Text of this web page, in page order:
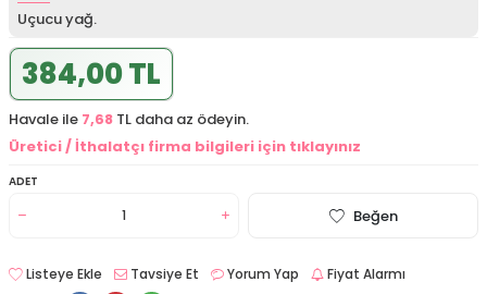
Uçucu yağ.
384,00 TL
Havale ile 7,68 TL daha az ödeyin.
Üretici / İthalatçı firma bilgileri için tıklayınız
ADET
Beğen
Listeye Ekle Tavsiye Et Yorum Yap Fiyat Alarmı